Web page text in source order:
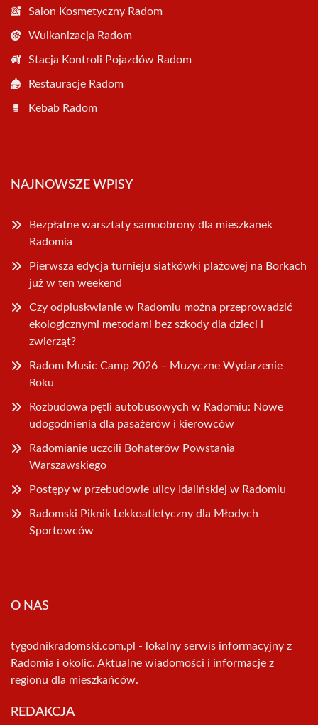
Salon Kosmetyczny Radom
Wulkanizacja Radom
Stacja Kontroli Pojazdów Radom
Restauracje Radom
Kebab Radom
NAJNOWSZE WPISY
Bezpłatne warsztaty samoobrony dla mieszkanek
Radomia
Pierwsza edycja turnieju siatkówki plażowej na Borkach
już w ten weekend
Czy odpluskwianie w Radomiu można przeprowadzić
ekologicznymi metodami bez szkody dla dzieci i
zwierząt?
Radom Music Camp 2026 – Muzyczne Wydarzenie
Roku
Rozbudowa pętli autobusowych w Radomiu: Nowe
udogodnienia dla pasażerów i kierowców
Radomianie uczcili Bohaterów Powstania
Warszawskiego
Postępy w przebudowie ulicy Idalińskiej w Radomiu
Radomski Piknik Lekkoatletyczny dla Młodych
Sportowców
O NAS
tygodnikradomski.com.pl - lokalny serwis informacyjny z
Radomia i okolic. Aktualne wiadomości i informacje z
regionu dla mieszkańców.
REDAKCJA